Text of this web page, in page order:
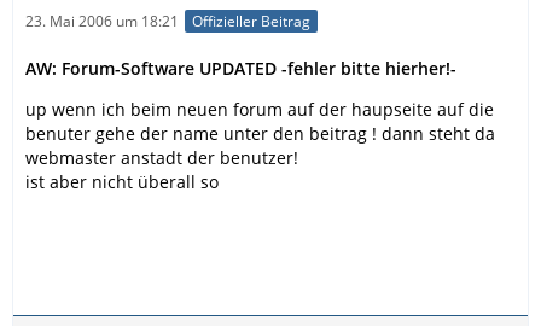
23. Mai 2006 um 18:21 Offizieller Beitrag
AW: Forum-Software UPDATED -fehler bitte hierher!-
up wenn ich beim neuen forum auf der haupseite auf die
benuter gehe der name unter den beitrag ! dann steht da
webmaster anstadt der benutzer!
ist aber nicht überall so